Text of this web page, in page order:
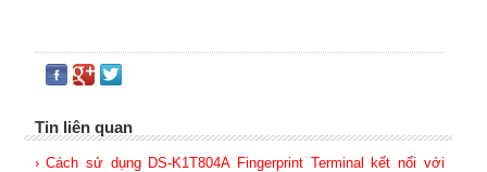
Tin liên quan
› Cách sử dụng DS-K1T804A Fingerprint Terminal kết nối với